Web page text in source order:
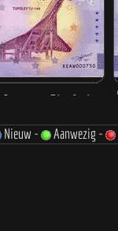
Nieuw - Aanwezig -